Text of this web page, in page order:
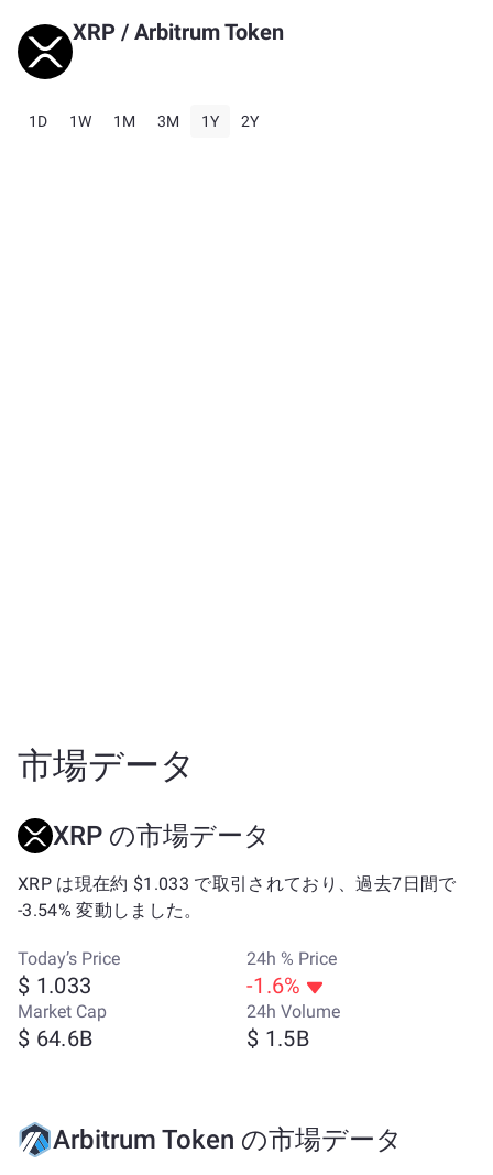
XRP / Arbitrum Token
1D 1W 1M 3M 1Y 2Y
市場データ
XRP の市場データ
XRP は現在約 $1.033 で取引されており、過去7日間で
-3.54% 変動しました。
Today’s Price
$ 1.033
24h % Price
-1.6%
Market Cap
$ 64.6B
24h Volume
$ 1.5B
Arbitrum Token の市場データ